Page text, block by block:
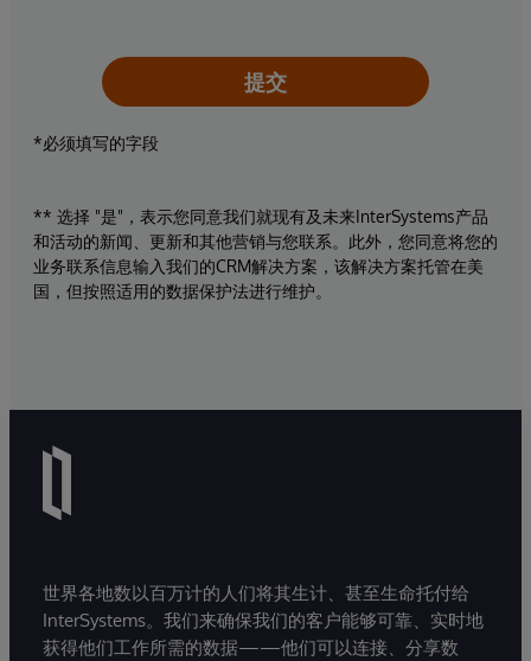
提交
*必须填写的字段
** 选择 "是"，表示您同意我们就现有及未来InterSystems产品
和活动的新闻、更新和其他营销与您联系。此外，您同意将您的
业务联系信息输入我们的CRM解决方案，该解决方案托管在美
国，但按照适用的数据保护法进行维护。
世界各地数以百万计的人们将其生计、甚至生命托付给
InterSystems。我们来确保我们的客户能够可靠、实时地
获得他们工作所需的数据——他们可以连接、分享数